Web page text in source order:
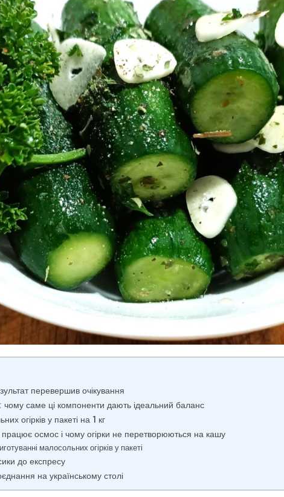
перевершив очікування
чому саме ці компоненти дають ідеальний баланс
огірків у пакеті на 1 кг
осмос і чому огірки не перетворюються на кашу
малосольних огірків у пакеті
до експресу
на українському столі